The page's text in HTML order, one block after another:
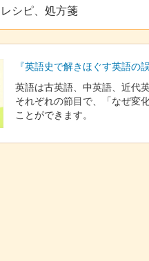
レシピ、処方箋
『英語史で解きほぐす英語の
英語は古英語、中英語、近代
それぞれの節目で、「なぜ変
ことができます。